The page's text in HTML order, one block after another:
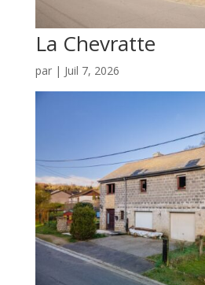
La Chevratte
par | Juil 7, 2026